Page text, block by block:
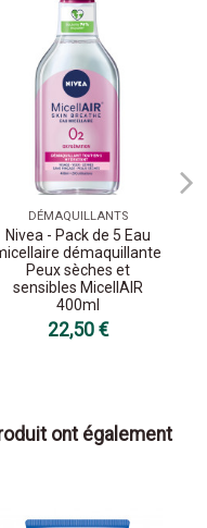
DÉMAQUILLANTS
Nivea - Pack de 5 Eau
démaquillante
Peux sèches et
sensibles MicellAIR
400ml
22,50 €
ont également